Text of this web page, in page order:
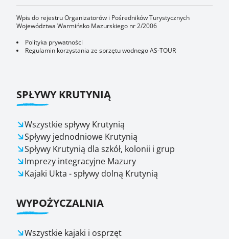
Wpis do rejestru Organizatorów i Pośredników Turystycznych
Województwa Warmińsko Mazurskiego nr 2/2006
Polityka prywatności
Regulamin korzystania ze sprzętu wodnego AS-TOUR
SPŁYWY KRUTYNIĄ
Wszystkie spływy Krutynią
Spływy jednodniowe Krutynią
Spływy Krutynią dla szkół, kolonii i grup
Imprezy integracyjne Mazury
Kajaki Ukta - spływy dolną Krutynią
WYPOŻYCZALNIA
Wszystkie kajaki i osprzęt